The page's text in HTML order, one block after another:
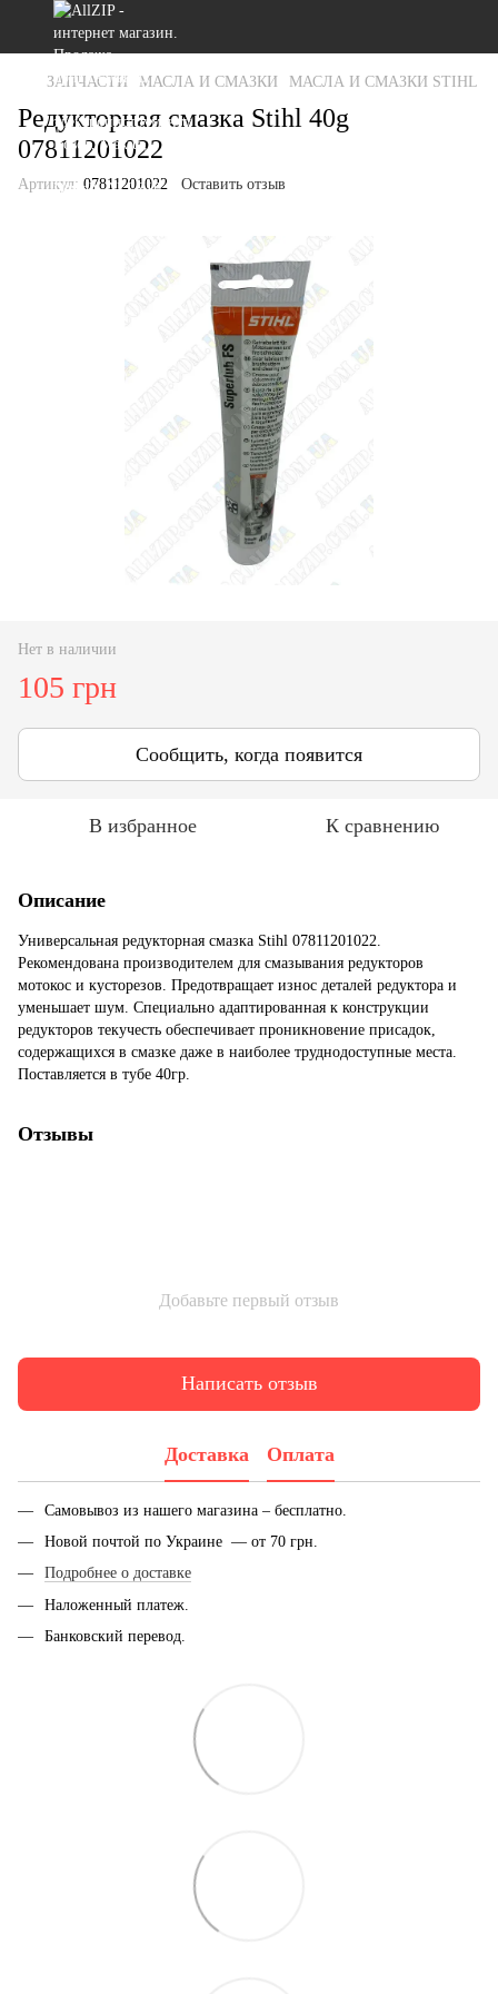
ЗАПЧАСТИ МАСЛА И СМАЗКИ МАСЛА И СМАЗКИ STIHL
Редукторная смазка Stihl 40g
07811201022
Артикул: 07811201022 Оставить отзыв
Нет в наличии
105 грн
Сообщить, когда появится
В избранное К сравнению
Описание
Универсальная редукторная смазка Stihl 07811201022.
Рекомендована производителем для смазывания редукторов
мотокос и кусторезов. Предотвращает износ деталей редуктора и
уменьшает шум. Специально адаптированная к конструкции
редукторов текучесть обеспечивает проникновение присадок,
содержащихся в смазке даже в наиболее труднодоступные места.
Поставляется в тубе 40гр.
Отзывы
Добавьте первый отзыв
Написать отзыв
Доставка Оплата
Самовывоз из нашего магазина – бесплатно.
Новой почтой по Украине — от 70 грн.
Подробнее о доставке
Наложенный платеж.
Банковский перевод.